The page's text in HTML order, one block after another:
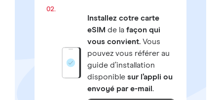
02.
Installez cotre carte
eSIM de la façon qui
vous convient.Vous
pouvez vous référer au
guide d’installation
disponible sur l’appli ou
envoyé par e-mail .